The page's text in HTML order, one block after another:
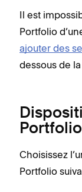
Il est
Portfolio
ajouter des
dessous de
Portfolio
Choisissez
Portfolio